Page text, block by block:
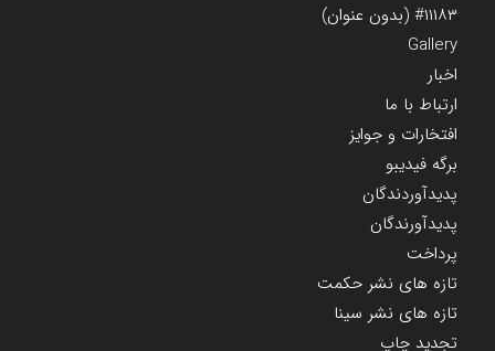
#۱۱۱۸۳ (بدون عنوان)
Gallery
اخبار
ارتباط با ما
افتخارات و جوایز
برگه فیدیبو
پدیدآوردندگان
پدیدآورندگان
پرداخت
تازه های نشر حکمت
تازه های نشر سینا
تجدید چاپ